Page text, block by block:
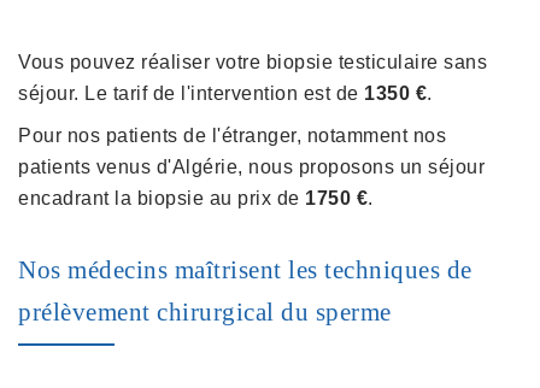
Vous pouvez réaliser votre biopsie testiculaire sans
séjour. Le tarif de l'intervention est de 1350 €.
Pour nos patients de l'étranger, notamment nos
patients venus d'Algérie, nous proposons un séjour
encadrant la biopsie au prix de 1750 €.
Nos médecins maîtrisent les techniques de
prélèvement chirurgical du sperme